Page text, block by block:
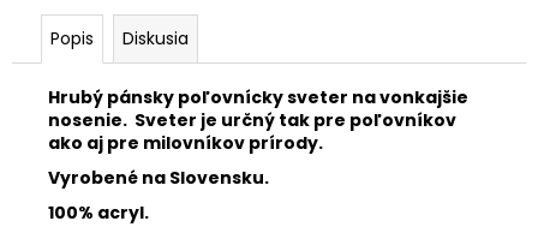
Popis Diskusia
Hrubý pánsky poľovnícky sveter na vonkajšie
nosenie. Sveter je určný tak pre poľovníkov
ako aj pre milovníkov prírody.
Vyrobené na Slovensku.
100% acryl.